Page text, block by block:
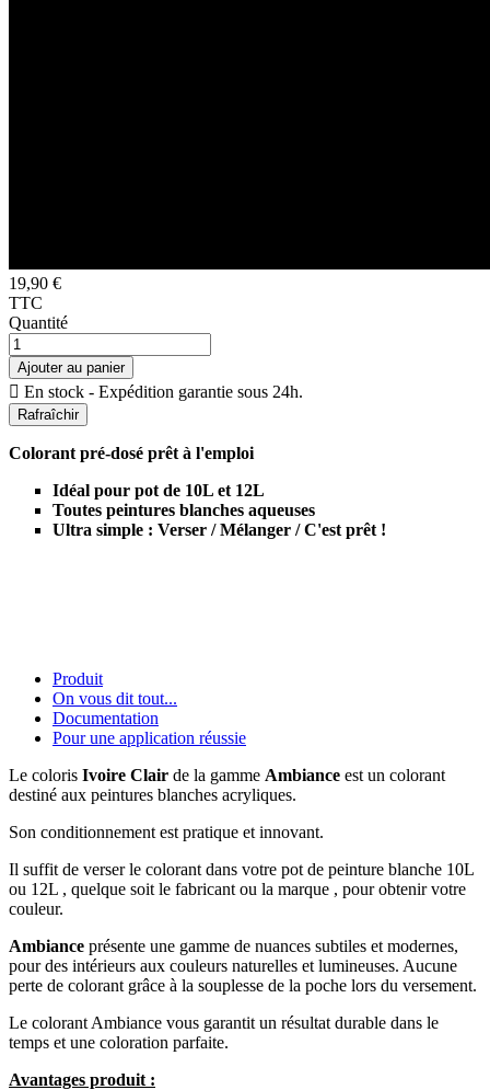
19,90 €
TTC
Quantité
Ajouter au panier
 En stock - Expédition garantie sous 24h.
Colorant pré-dosé prêt à l'emploi
Idéal pour pot de 10L et 12L
Toutes peintures blanches aqueuses
Ultra simple : Verser / Mélanger / C'est prêt !
Produit
On vous dit tout...
Documentation
Pour une application réussie
Le coloris Ivoire Clair de la gamme Ambiance est un colorant
destiné aux peintures blanches acryliques.
Son conditionnement est pratique et innovant.
Il suffit de verser le colorant dans votre pot de peinture blanche 10L
ou 12L , quelque soit le fabricant ou la marque , pour obtenir votre
couleur.
Ambiance présente une gamme de nuances subtiles et modernes,
pour des intérieurs aux couleurs naturelles et lumineuses. Aucune
perte de colorant grâce à la souplesse de la poche lors du versement.
Le colorant Ambiance vous garantit un résultat durable dans le
temps et une coloration parfaite.
Avantages produit :